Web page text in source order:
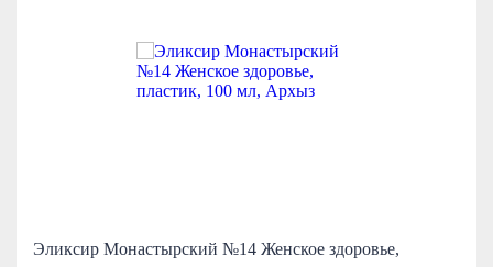
Эликсир Монастырский №14 Женское здоровье,